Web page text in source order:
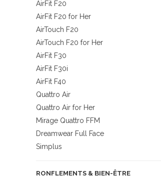
AirFit F20
AirFit F20 for Her
AirTouch F20
AirTouch F20 for Her
AirFit F30
AirFit F30i
AirFit F40
Quattro Air
Quattro Air for Her
Mirage Quattro FFM
Dreamwear Full Face
Simplus
RONFLEMENTS & BIEN-ÊTRE